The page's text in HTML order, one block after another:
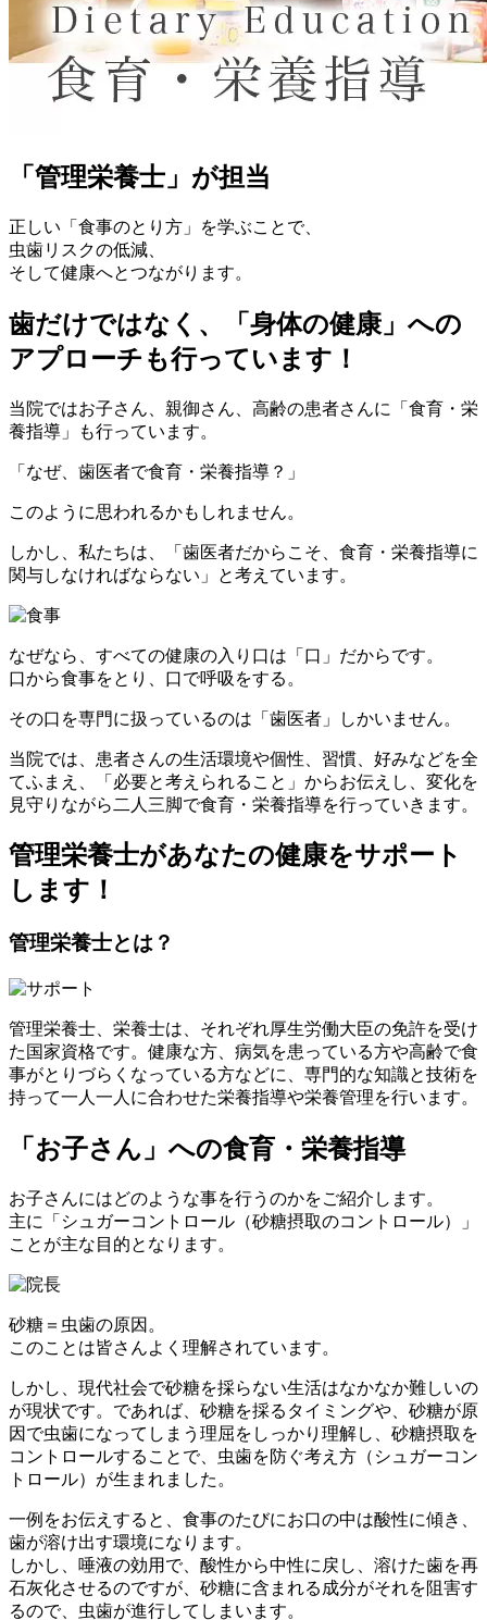
「管理栄養士」が担当
正しい「 食事のとり方 」を学ぶことで、
虫歯リスクの低減、
そして健康へとつながります。
歯だけではなく、「身体の健康」への
アプローチも行っています！
当院ではお子さん、親御さん、高齢の患者さんに「 食育・栄
養指導 」も行っています。
「なぜ、歯医者で食育・栄養指導？」
このように思われるかもしれません。
しかし、私たちは、「 歯医者だからこそ 、食育・栄養指導に
関与しなければならない」と考えています。
なぜなら、すべての健康の入り口は「 口 」だからです。
口から食事をとり、口で呼吸をする。
その口を専門に扱っているのは「歯医者」しかいません。
当院では、患者さんの生活環境や個性、習慣、好みなどを全
てふまえ
、「必要と考えられること」からお伝えし、変化を
見守りながら二人三脚で食育・栄養指導を行っていきます。
管理栄養士があなたの健康をサポート
します！
管理栄養士とは？
管理栄養士、栄養士は、それぞれ厚生労働大臣の免許を受け
た 国家資格です。健康な方、病気を患っている方や高齢で食
事がとりづらくなっている方などに、専門的な知識と技術を
持って一人一人に合わせた栄養指導や栄養管理を行います。
「お子さん」への食育・栄養指導
お子さんにはどのような事を行うのかをご紹介します。
主に「 シュガーコントロール （砂糖摂取のコントロール）」
ことが主な目的となります。
砂糖＝虫歯の原因 。
このことは皆さんよく理解されています。
しかし、現代社会で砂糖を採らない生活はなかなか難しいの
が現状です。であれば、砂糖を採るタイミングや、砂糖が原
因で虫歯になってしまう理屈をしっかり理解し、砂糖摂取を
コントロールすることで、虫歯を防ぐ考え方（ シュガーコン
トロール）が生まれました。
一例をお伝えすると、食事のたびにお口の中は酸性に傾き、
歯が溶け出す環境になります。
しかし、唾液の効用で、酸性から中性に戻し、溶けた歯を再
石灰化させるのですが、砂糖に含まれる成分がそれを阻害す
るので、虫歯が進行してしまいます。